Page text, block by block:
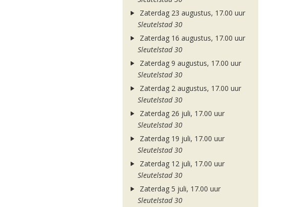
Zaterdag 23 augustus, 17.00 uur
Sleutelstad 30
Zaterdag 16 augustus, 17.00 uur
Sleutelstad 30
Zaterdag 9 augustus, 17.00 uur
Sleutelstad 30
Zaterdag 2 augustus, 17.00 uur
Sleutelstad 30
Zaterdag 26 juli, 17.00 uur
Sleutelstad 30
Zaterdag 19 juli, 17.00 uur
Sleutelstad 30
Zaterdag 12 juli, 17.00 uur
Sleutelstad 30
Zaterdag 5 juli, 17.00 uur
Sleutelstad 30